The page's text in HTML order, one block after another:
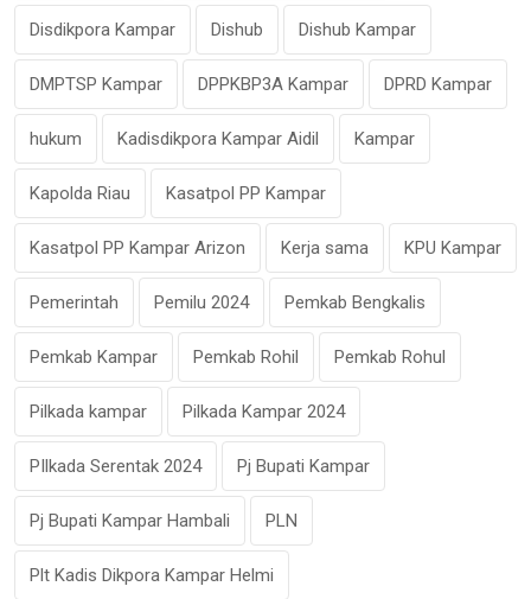
Disdikpora Kampar Dishub Dishub Kampar
DMPTSP Kampar DPPKBP3A Kampar DPRD Kampar
hukum Kadisdikpora Kampar Aidil Kampar
Kapolda Riau Kasatpol PP Kampar
Kasatpol PP Kampar Arizon Kerja sama KPU Kampar
Pemerintah Pemilu 2024 Pemkab Bengkalis
Pemkab Kampar Pemkab Rohil Pemkab Rohul
Pilkada kampar Pilkada Kampar 2024
PIlkada Serentak 2024 Pj Bupati Kampar
Pj Bupati Kampar Hambali PLN
Plt Kadis Dikpora Kampar Helmi